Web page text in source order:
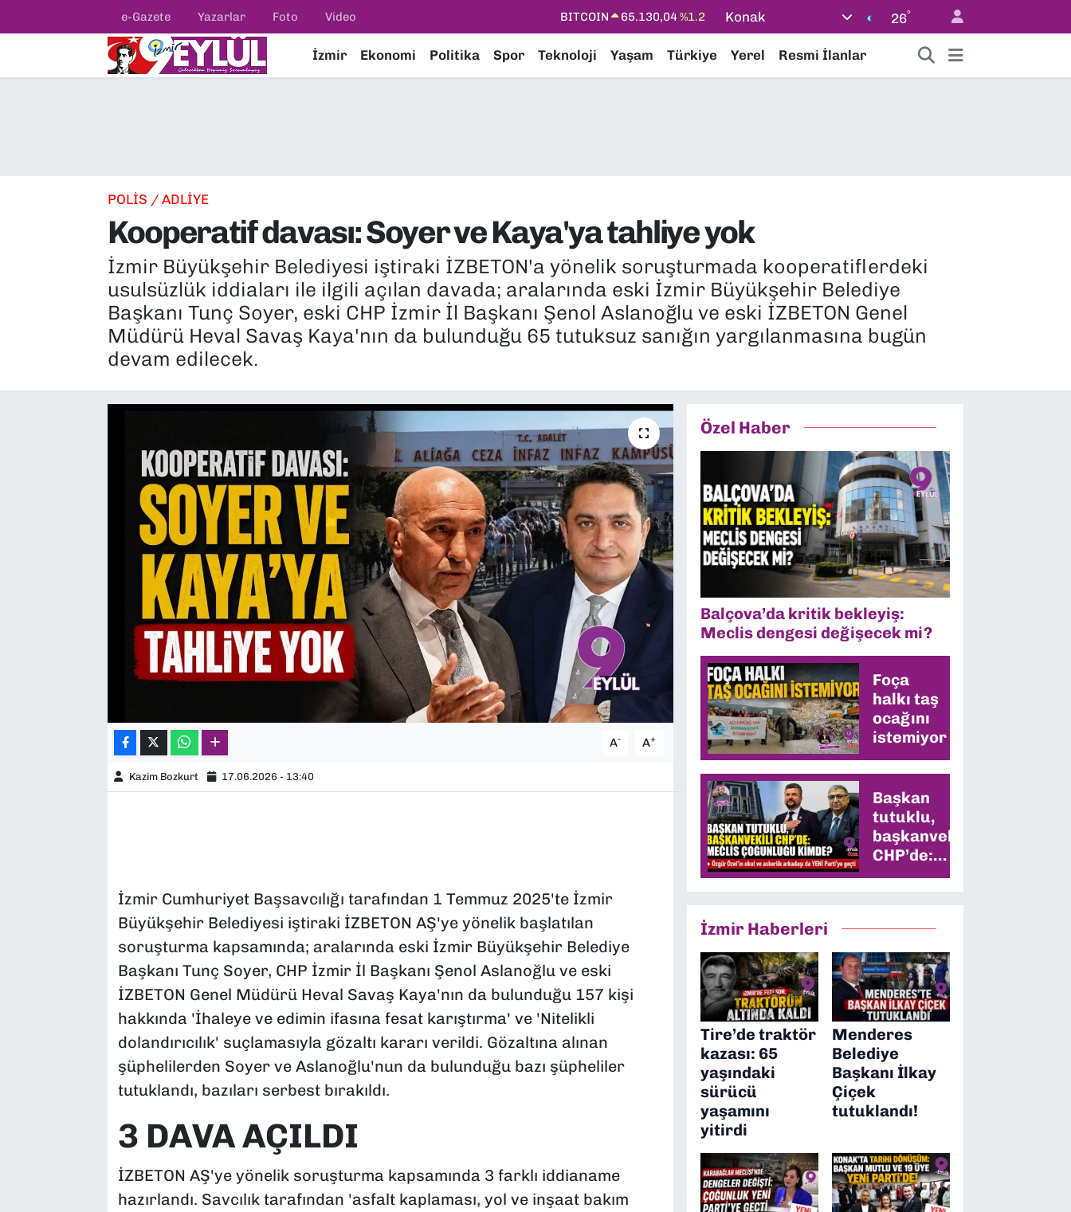
e-Gazete Yazarlar Foto Video DOLAR 47,7106%0.17
STERLİN
64,4046%0.35
Konak 26°
İzmir Ekonomi Politika Spor Teknoloji Yaşam Türkiye Yerel Resmi İlanlar
POLİS / ADLİYE
Kooperatif davası: Soyer ve Kaya'ya tahliye yok
İzmir Büyükşehir Belediyesi iştiraki İZBETON'a yönelik soruşturmada kooperatiflerdeki
usulsüzlük iddiaları ile ilgili açılan davada; aralarında eski İzmir Büyükşehir Belediye
Başkanı Tunç Soyer, eski CHP İzmir İl Başkanı Şenol Aslanoğlu ve eski İZBETON Genel
Müdürü Heval Savaş Kaya'nın da bulunduğu 65 tutuksuz sanığın yargılanmasına bugün
devam edilecek.
A- A+
Kazim Bozkurt 17.06.2026 - 13:40
İzmir Cumhuriyet Başsavcılığı tarafından 1 Temmuz 2025'te İzmir
Büyükşehir Belediyesi iştiraki İZBETON AŞ'ye yönelik başlatılan
soruşturma kapsamında; aralarında eski İzmir Büyükşehir Belediye
Başkanı Tunç Soyer, CHP İzmir İl Başkanı Şenol Aslanoğlu ve eski
İZBETON Genel Müdürü Heval Savaş Kaya'nın da bulunduğu 157 kişi
hakkında 'İhaleye ve edimin ifasına fesat karıştırma' ve 'Nitelikli
dolandırıcılık' suçlamasıyla gözaltı kararı verildi. Gözaltına alınan
şüphelilerden Soyer ve Aslanoğlu'nun da bulunduğu bazı şüpheliler
tutuklandı, bazıları serbest bırakıldı.
3 DAVA AÇILDI
İZBETON AŞ'ye yönelik soruşturma kapsamında 3 farklı iddianame
hazırlandı. Savcılık tarafından 'asfalt kaplaması, yol ve inşaat bakım
Özel Haber
Balçova’da kritik bekleyiş:
Meclis dengesi değişecek mi?
Foça
halkı taş
ocağını
istemiyor
Başkan
tutuklu,
başkanvekili
CHP’de:
Meclis
İzmir Haberleri
Tire’de traktör
kazası: 65
yaşındaki
sürücü
yaşamını
yitirdi
Menderes
Belediye
Başkanı İlkay
Çiçek
tutuklandı!
Resmi İlanlar
EKONOMİ
KÜLTÜR SANAT
MAGAZİN
YEREL YÖNETİMLER
Konak Nöbetçi Eczaneler
Tüm Manşetler
Son Dakika Haberleri
Haber Arşivi